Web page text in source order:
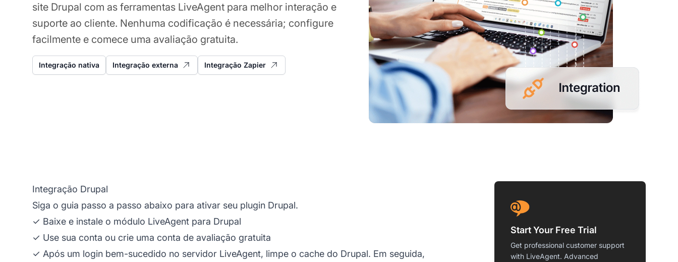
site Drupal com as ferramentas LiveAgent para melhor interação e
suporte ao cliente. Nenhuma codificação é necessária; configure
facilmente e comece uma avaliação gratuita.
Integração nativa Integração externa Integração Zapier
Integração Drupal
Siga o guia passo a passo abaixo para ativar seu plugin Drupal.
✓ Baixe e instale o módulo LiveAgent para Drupal
✓ Use sua conta ou crie uma conta de avaliação gratuita
✓ Após um login bem-sucedido no servidor LiveAgent, limpe o cache do Drupal. Em seguida,
Start Your Free Trial
Get professional customer support
with LiveAgent. Advanced